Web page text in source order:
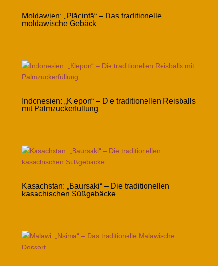
Moldawien: „Plăcintă“ – Das traditionelle
moldawische Gebäck
Indonesien: „Klepon“ – Die traditionellen Reisballs
mit Palmzuckerfüllung
Kasachstan: „Baursaki“ – Die traditionellen
kasachischen Süßgebäcke